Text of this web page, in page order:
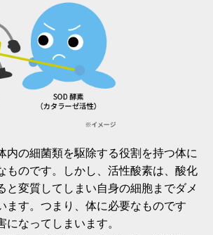
内の細菌類を駆除する役割を持つ体に
ものです。しかし、活性酸素は、酸化
と変質してしまい自身の細胞までダメ
ます。つまり、体に必要なものです
になってしまいます。